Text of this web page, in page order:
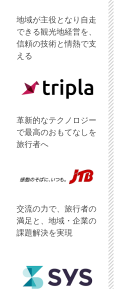
地域が主役となり自走
できる観光地経営を、
信頼の技術と情熱で支
える
革新的なテクノロジー
で最高のおもてなしを
旅行者へ
交流の力で、旅行者の
満足と、地域・企業の
課題解決を実現